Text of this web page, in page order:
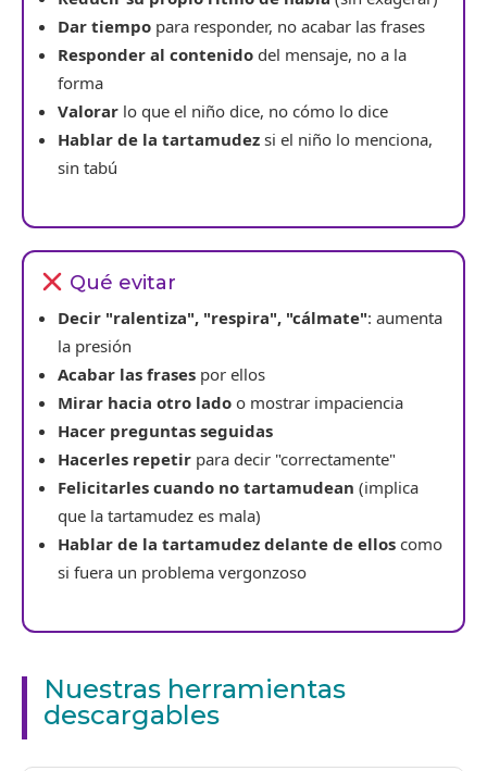
Dar tiempo para responder, no acabar las frases
Responder al contenido del mensaje, no a la
forma
Valorar lo que el niño dice, no cómo lo dice
Hablar de la tartamudez si el niño lo menciona,
sin tabú
Qué evitar
Decir "ralentiza", "respira", "cálmate": aumenta
la presión
Acabar las frases por ellos
Mirar hacia otro lado o mostrar impaciencia
Hacer preguntas seguidas
Hacerles repetir para decir "correctamente"
Felicitarles cuando no tartamudean (implica
que la tartamudez es mala)
Hablar de la tartamudez delante de ellos como
si fuera un problema vergonzoso
Nuestras herramientas
descargables